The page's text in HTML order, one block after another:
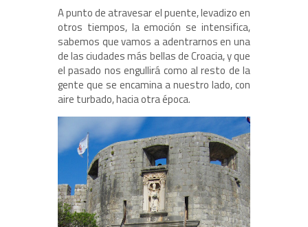
A punto de atravesar el puente, levadizo en
otros tiempos, la emoción se intensifica,
sabemos que vamos a adentrarnos en una
de las ciudades más bellas de Croacia, y que
el pasado nos engullirá como al resto de la
gente que se encamina a nuestro lado, con
aire turbado, hacia otra época.